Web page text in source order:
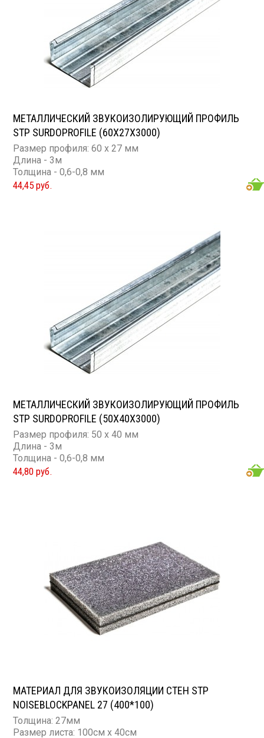
МЕТАЛЛИЧЕСКИЙ ЗВУКОИЗОЛИРУЮЩИЙ ПРОФИЛЬ
STP SURDOPROFILE (60Х27Х3000)
Размер профиля: 60 х 27 мм
Длина - 3м
Толщина - 0,6-0,8 мм
44,45 руб.
МЕТАЛЛИЧЕСКИЙ ЗВУКОИЗОЛИРУЮЩИЙ ПРОФИЛЬ
STP SURDOPROFILE (50Х40Х3000)
Размер профиля: 50 х 40 мм
Длина - 3м
Толщина - 0,6-0,8 мм
44,80 руб.
МАТЕРИАЛ ДЛЯ ЗВУКОИЗОЛЯЦИИ СТЕН STP
NOISEBLOCKPANEL 27 (400*100)
Толщина: 27мм
Размер листа: 100см х 40см